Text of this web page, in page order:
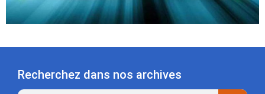
Recherchez dans nos archives